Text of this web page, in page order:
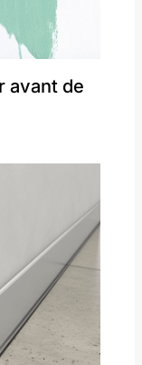
avant de